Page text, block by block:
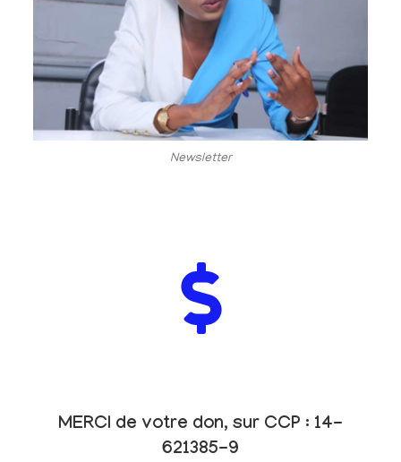
Newsletter
MERCI de votre don, sur CCP : 14-
621385-9